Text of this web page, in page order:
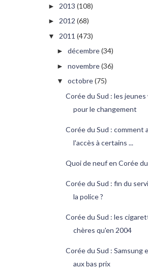
► 2013 (108)
► 2012 (68)
▼ 2011 (473)
► décembre(34)
► novembre(36)
▼ octobre(75)
Corée du Sud : les
pour le changement
Corée du Sud : comment
l'accès à certains ...
Quoi de neuf en Corée du
Corée du Sud : fin du
la police ?
Corée du Sud : les
chères qu'en 2004
Corée du Sud : Samsung
aux bas prix